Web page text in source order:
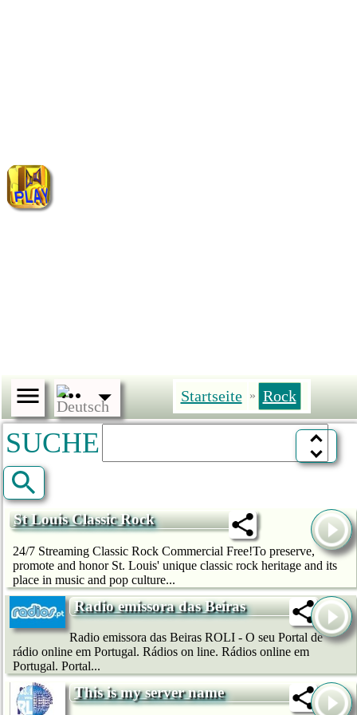
Startseite » Rock
SUCHE
St Louis Classic Rock
24/7 Streaming Classic Rock Commercial Free!To preserve,
promote and honor St. Louis' unique classic rock heritage and its
place in music and pop culture...
Radio emissora das Beiras
Radio emissora das Beiras ROLI - O seu Portal de
rádio online em Portugal. Rádios on line. Rádios online em
Portugal. Portal...
This is my server name